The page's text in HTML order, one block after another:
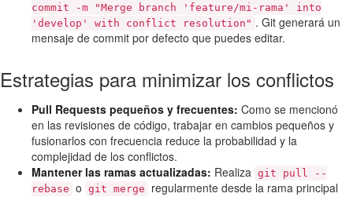
commit -m "Merge branch 'feature/mi-rama' into
'develop' with conflict resolution" . Git generará un
mensaje de commit por defecto que puedes editar.
Estrategias para minimizar los conflictos
Pull Requests pequeños y frecuentes: Como se mencionó
en las revisiones de código, trabajar en cambios pequeños y
fusionarlos con frecuencia reduce la probabilidad y la
complejidad de los conflictos.
Mantener las ramas actualizadas: Realiza git pull --
rebase o git merge
regularmente desde la rama principal